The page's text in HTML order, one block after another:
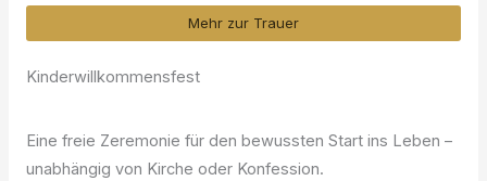
Mehr zur Trauer
Kinderwillkommensfest
Eine freie Zeremonie für den bewussten Start ins Leben –
unabhängig von Kirche oder Konfession.